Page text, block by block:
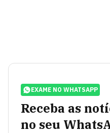
EXAME NO WHATSAPP
Receba as
no seu